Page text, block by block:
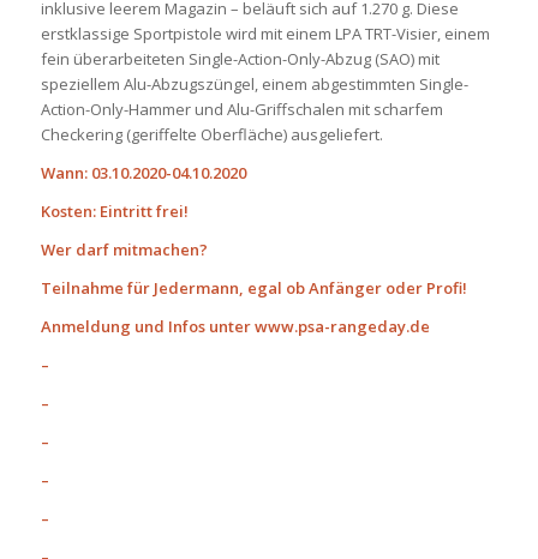
inklusive leerem Magazin – beläuft sich auf 1.270 g. Diese
erstklassige Sportpistole wird mit einem LPA TRT-Visier, einem
fein überarbeiteten Single-Action-Only-Abzug (SAO) mit
speziellem Alu-Abzugszüngel, einem abgestimmten Single-
Action-Only-Hammer und Alu-Griffschalen mit scharfem
Checkering (geriffelte Oberfläche) ausgeliefert.
Wann: 03.10.2020-04.10.2020
Kosten: Eintritt frei!
Wer darf mitmachen?
Teilnahme für Jedermann, egal ob Anfänger oder Profi!
Anmeldung und Infos unter www.psa-rangeday.de
–
–
–
–
–